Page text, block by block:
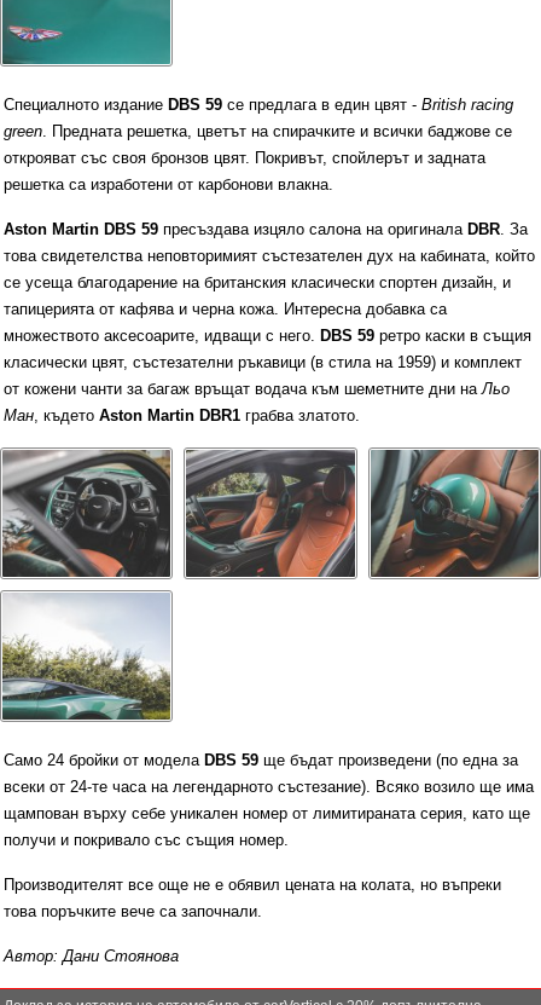
Специалното издание DBS 59 се предлага в един цвят - British racing
green. Предната решетка, цветът на спирачките и всички баджове се
открояват със своя бронзов цвят. Покривът, спойлерът и задната
решетка са изработени от карбонови влакна.
Aston Martin DBS 59 пресъздава изцяло салона на оригинала DBR. За
това свидетелства неповторимият състезателен дух на кабината, който
се усеща благодарение на британския класически спортен дизайн, и
тапицерията от кафява и черна кожа. Интересна добавка са
множеството аксесоарите, идващи с него. DBS 59 ретро каски в същия
класически цвят, състезателни ръкавици (в стила на 1959) и комплект
от кожени чанти за багаж връщат водача към шеметните дни наЛьо
Ман, където Aston Martin DBR1 грабва златото.
Само 24 бройки от модела DBS 59 ще бъдат произведени (по една за
всеки от 24-те часа на легендарното състезание). Всяко возило ще има
щампован върху себе уникален номер от лимитираната серия, като ще
получи и покривало със същия номер.
Производителят все още не е обявил цената на колата, но въпреки
това поръчките вече са започнали.
Автор: Дани Стоянова